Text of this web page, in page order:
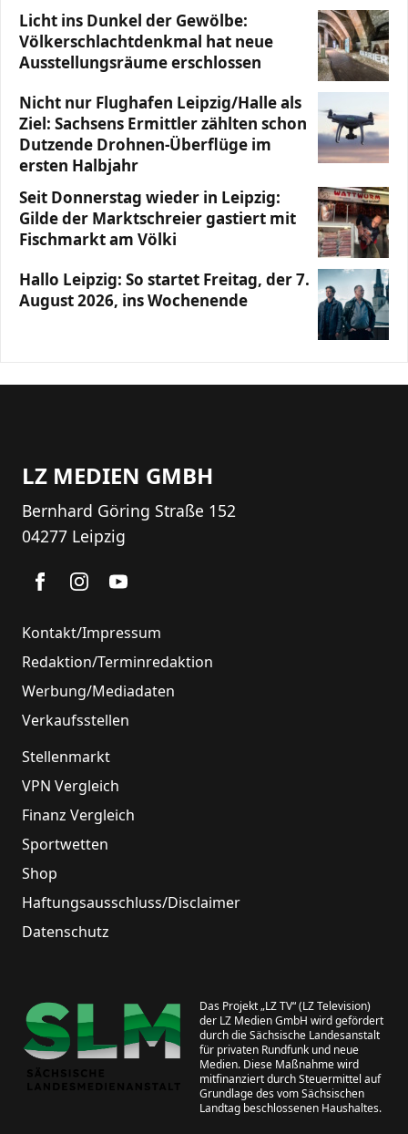
Licht ins Dunkel der Gewölbe:
Völkerschlachtdenkmal hat neue
Ausstellungsräume erschlossen
Nicht nur Flughafen Leipzig/Halle als
Ziel: Sachsens Ermittler zählten schon
Dutzende Drohnen-Überflüge im
ersten Halbjahr
Seit Donnerstag wieder in Leipzig:
Gilde der Marktschreier gastiert mit
Fischmarkt am Völki
Hallo Leipzig: So startet Freitag, der 7.
August 2026, ins Wochenende
LZ MEDIEN GMBH
Bernhard Göring Straße 152
04277 Leipzig
Kontakt/Impressum
Redaktion/Terminredaktion
Werbung/Mediadaten
Verkaufsstellen
Stellenmarkt
VPN Vergleich
Finanz Vergleich
Sportwetten
Shop
Haftungsausschluss/Disclaimer
Datenschutz
Das Projekt „LZ TV“ (LZ Television)
der LZ Medien GmbH wird gefördert
durch die Sächsische Landesanstalt
für privaten Rundfunk und neue
Medien. Diese Maßnahme wird
mitfinanziert durch Steuermittel auf
Grundlage des vom Sächsischen
Landtag beschlossenen Haushaltes.